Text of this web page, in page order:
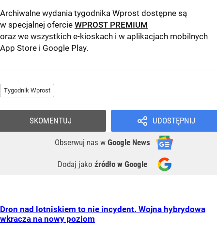
Archiwalne wydania tygodnika Wprost dostępne są
w specjalnej ofercie WPROST PREMIUM
oraz we wszystkich e-kioskach i w aplikacjach mobilnych
App Store i Google Play.
Tygodnik Wprost
UDOSTĘPNIJ
Obserwuj nas w Google News
Dodaj jako źródło w Google
SKOMENTUJ
Dron nad lotniskiem to nie incydent. Wojna hybrydowa
wkracza na nowy poziom